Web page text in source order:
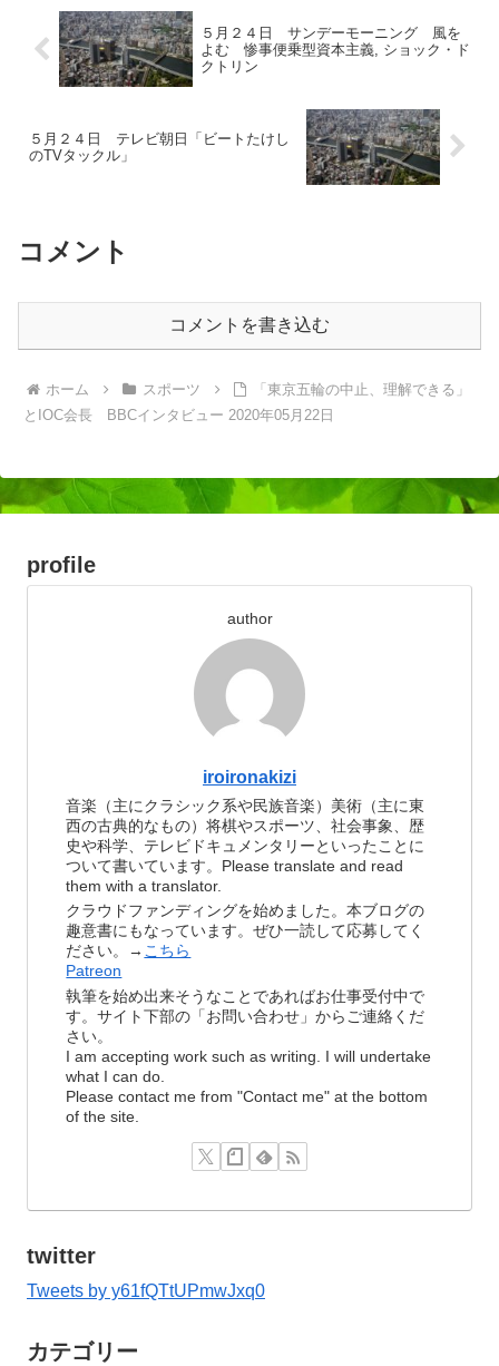
５月２４日 サンデーモーニング 風を
よむ 惨事便乗型資本主義, ショック・ド
クトリン
５月２４日 テレビ朝日「ビートたけし
のTVタックル」
コメント
コメントを書き込む
ホーム スポーツ
「東京五輪の中止、理解できる」
とIOC会長 BBCインタビュー 2020年05月22日
profile
author
iroironakizi
音楽（主にクラシック系や民族音楽）美術（主に東
西の古典的なもの）将棋やスポーツ、社会事象、歴
史や科学、テレビドキュメンタリーといったことに
ついて書いています。Please translate and read
them with a translator.
クラウドファンディングを始めました。本ブログの
趣意書にもなっています。ぜひ一読して応募してく
ださい。→ こちら
Patreon
執筆を始め出来そうなことであればお仕事受付中で
す。サイト下部の「お問い合わせ」からご連絡くだ
さい。
I am accepting work such as writing. I will undertake
what I can do.
Please contact me from "Contact me" at the bottom
of the site.
twitter
Tweets by y61fQTtUPmwJxq0
カテゴリー